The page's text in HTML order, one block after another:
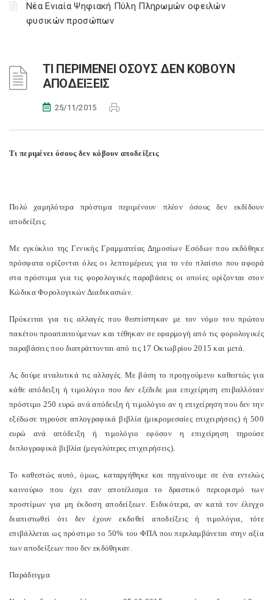
Νέα Ενιαία Ψηφιακή Πύλη Πληρωμών οφειλών
φυσικών προσώπων
ΤΙ ΠΕΡΙΜΕΝΕΙ ΟΣΟΥΣ ΔΕΝ ΚΟΒΟΥΝ
ΑΠΟΔΕΙΞΕΙΣ
25/11/2015
Τι περιμένει όσους δεν κόβουν αποδείξεις
Πολύ χαμηλότερα πρόστιμα περιμένουν πλέον όσους δεν εκδίδουν
αποδείξεις.
Με εγκύκλιο της Γενικής Γραμματείας Δημοσίων Εσόδων που εκδόθηκε
πρόσφατα ορίζονται όλες οι λεπτομέρειες για το νέο πλαίσιο που αφορά
στα πρόστιμα για τις φορολογικές παραβάσεις οι οποίες ορίζονται στον
Κώδικα Φορολογικών Διαδικασιών.
Πρόκειται για τις αλλαγές που θεσπίστηκαν με τον νόμο του πρώτου
πακέτου προαπαιτούμενων και τέθηκαν σε εφαρμογή από τις φορολογικές
παραβάσεις που διαπράττονται από τις 17 Οκτωβρίου 2015 και μετά.
Ας δούμε αναλυτικά τις αλλαγές. Με βάση το προηγούμενο καθεστώς για
κάθε απόδειξη ή τιμολόγιο που δεν εξέδιδε μια επιχείρηση επιβαλλόταν
πρόστιμο 250 ευρώ ανά απόδειξη ή τιμολόγιο αν η επιχείρηση που δεν την
εξέδωσε τηρούσε απλογραφικά βιβλία (μικρομεσαίες επιχειρήσεις) ή 500
ευρώ ανά απόδειξη ή τιμολόγιο εφόσον η επιχείρηση τηρούσε
διπλογραφικά βιβλία (μεγαλύτερες επιχειρήσεις).
Το καθεστώς αυτό, όμως, καταργήθηκε και πηγαίνουμε σε ένα εντελώς
καινούριο που έχει σαν αποτέλεσμα το δραστικό περιορισμό των
προστίμων για μη έκδοση αποδείξεων. Ειδικότερα, αν κατά τον έλεγχο
διαπιστωθεί ότι δεν έχουν εκδοθεί αποδείξεις ή τιμολόγια, τότε
επιβάλλεται ως πρόστιμο το 50% του ΦΠΑ που περιλαμβάνεται στην αξία
των αποδείξεων που δεν εκδόθηκαν.
Παράδειγμα